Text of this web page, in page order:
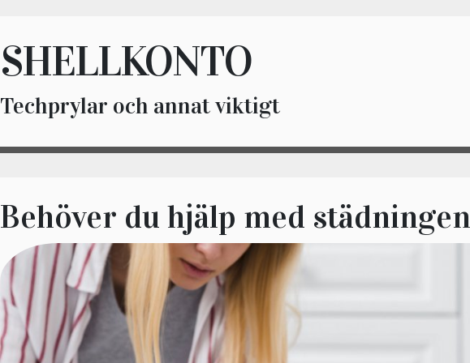
SHELLKONTO
Techprylar och annat viktigt
Behöver du hjälp med